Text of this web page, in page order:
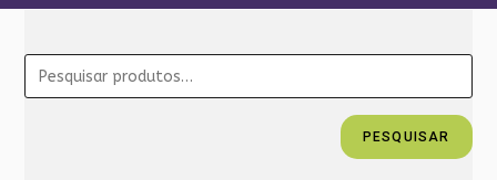
PESQUISAR